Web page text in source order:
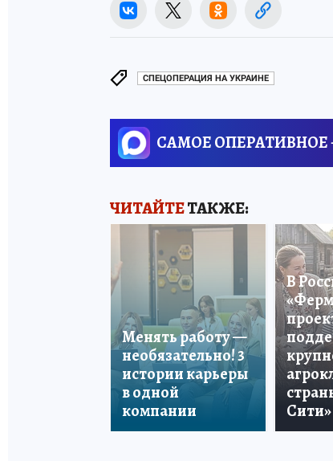
СПЕЦОПЕРАЦИЯ НА УКРАИНЕ
САМОЕ ОПЕРАТИВНОЕ
ЧИТАЙТЕТАКЖЕ:
Менять работу —
необязательно! 3
истории карьеры
в одной
компании
В
Сити»